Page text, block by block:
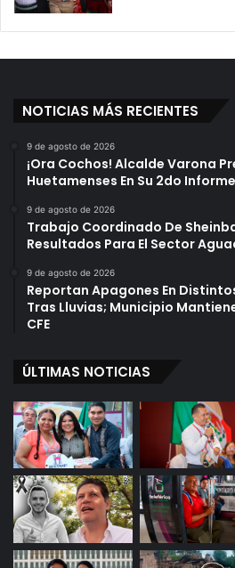
NOTICIAS MÁS RECIENTES
9 de agosto de 2026
¡Ora Cochos! Alcalde Varona
Huetamenses En Su 2do Informe
9 de agosto de 2026
Trabajo Coordinado De
Resultados Para El Sector
9 de agosto de 2026
Reportan Apagones En
Tras Lluvias; Municipio
CFE
ÚLTIMAS NOTICIAS